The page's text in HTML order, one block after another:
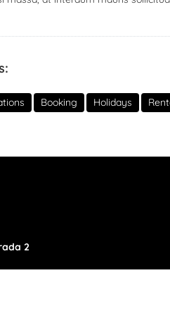
Booking Holidays
2